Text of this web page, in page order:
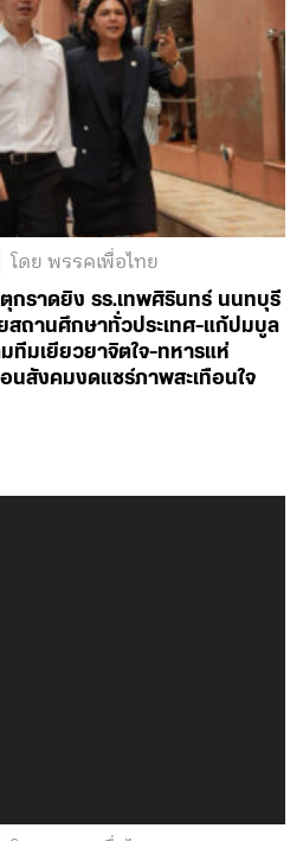
โดย พรรคเพื่อไทย
กราดยิง รร.เทพศิรินทร์ นนทบุรี
ถานศึกษาทั่วประเทศ-แก้ปมบูล
ทีมเยียวยาจิตใจ-ทหารแห่
นสังคมงดแชร์ภาพสะเทือนใจ